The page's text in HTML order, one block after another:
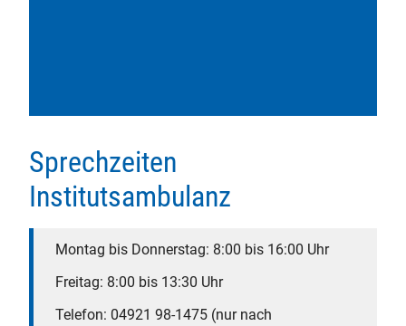
Sprechzeiten
Institutsambulanz
Montag bis Donnerstag: 8:00 bis 16:00 Uhr
Freitag: 8:00 bis 13:30 Uhr
Telefon: 04921 98-1475 (nur nach